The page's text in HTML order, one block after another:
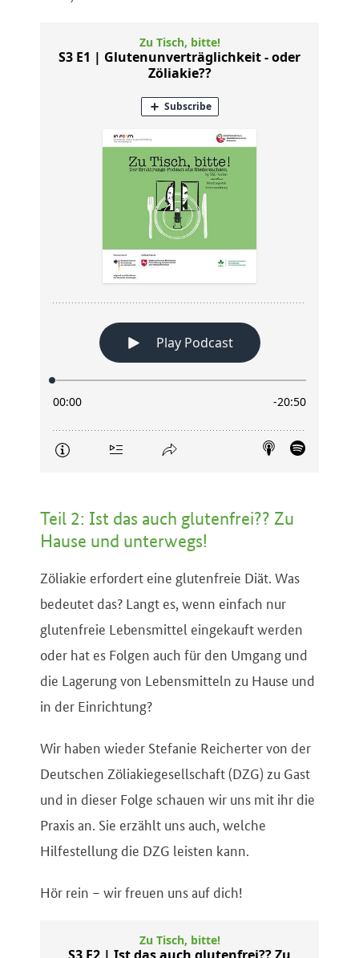
Teil 2: Ist das auch glutenfrei?? Zu
Hause und unterwegs!
Zöliakie erfordert eine glutenfreie Diät. Was
bedeutet das? Langt es, wenn einfach nur
glutenfreie Lebensmittel eingekauft werden
oder hat es Folgen auch für den Umgang und
die Lagerung von Lebensmitteln zu Hause und
in der Einrichtung?
Wir haben wieder Stefanie Reicherter von der
Deutschen Zöliakiegesellschaft (DZG) zu Gast
und in dieser Folge schauen wir uns mit ihr die
Praxis an. Sie erzählt uns auch, welche
Hilfestellung die DZG leisten kann.
Hör rein – wir freuen uns auf dich!